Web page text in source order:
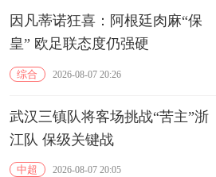
因凡蒂诺狂喜：阿根廷肉麻“保
皇” 欧足联态度仍强硬
综合 2026-08-07 20:26
武汉三镇队将客场挑战“苦主”浙
江队 保级关键战
中超 2026-08-07 20:05